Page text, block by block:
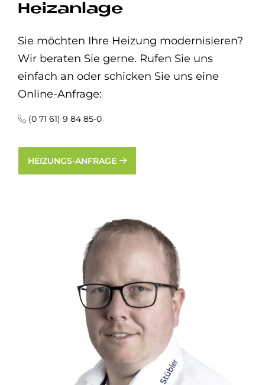
Heizanlage
Sie möchten Ihre Heizung modernisieren?
Wir beraten Sie gerne. Rufen Sie uns
einfach an oder schicken Sie uns eine
Online-Anfrage:
(0 71 61) 9 84 85-0
HEIZUNGS-ANFRAGE